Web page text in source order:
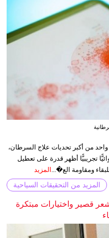
من أكبر تحديات علاج السرطان،
تجريبيًّا أظهر قدرة على تعطيل
ومقاومة الع�... المزيد
المزيد من التحقيقات السياحية
قصير واختيارات مبتكرة